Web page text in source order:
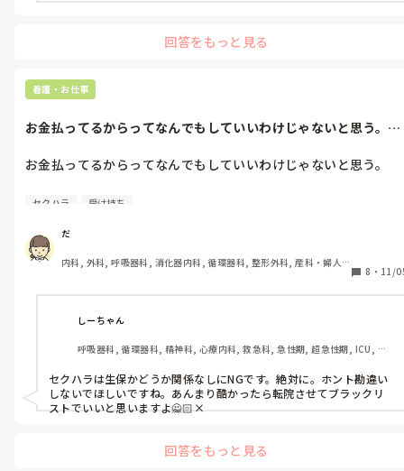
回答をもっと見る
看護・お仕事
お金払ってるからってなんでもしていいわけじゃないと思う。こ
お金払ってるからってなんでもしていいわけじゃないと思う。
こっちにも人権あると思う。
患者さんだから、弱ってるから、生活保護だから。
触ってもらえるからって普段自分でしてることをしない。
私じゃないと文句を言う。
嫌われるだけならいいんだけど、再び受け持ちにならないと文句
を言う。
セクハラ 受け持ち
だ
内科, 外科, 呼吸器科, 消化器内科, 循環器科, 整形外科, 産科・婦人
一般病院, 大学病院, オペ室, 透析
8 ・ 11/
しーちゃん
呼吸器科, 循環器科, 精神科, 心療内科, 救急科, 急性期, 超急性期, ICU,
セクハラは生保かどうか関係なしにNGです。絶対に。ホント勘違い
しないでほしいですね。あんまり酷かったら転院させてブラックリ
ストでいいと思いますよ🙅🏻×
回答をもっと見る